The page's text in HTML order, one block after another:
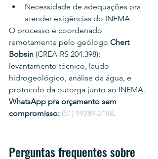
Necessidade de adequações pra
atender exigências do INEMA
O processo é coordenado
remotamente pelo geólogo Chert
Bobsin (CREA-RS 204.398):
levantamento técnico, laudo
hidrogeológico, análise da água, e
protocolo da outorga junto ao INEMA.
WhatsApp pra orçamento sem
compromisso: (51) 99289-2188.
Perguntas frequentes sobre